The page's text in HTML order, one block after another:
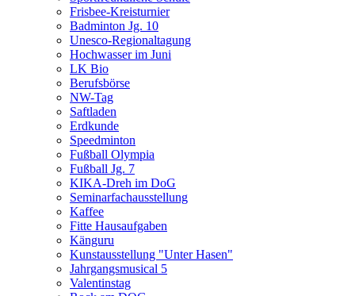
Frisbee-Kreisturnier
Badminton Jg. 10
Unesco-Regionaltagung
Hochwasser im Juni
LK Bio
Berufsbörse
NW-Tag
Saftladen
Erdkunde
Speedminton
Fußball Olympia
Fußball Jg. 7
KIKA-Dreh im DoG
Seminarfachausstellung
Kaffee
Fitte Hausaufgaben
Känguru
Kunstausstellung "Unter Hasen"
Jahrgangsmusical 5
Valentinstag